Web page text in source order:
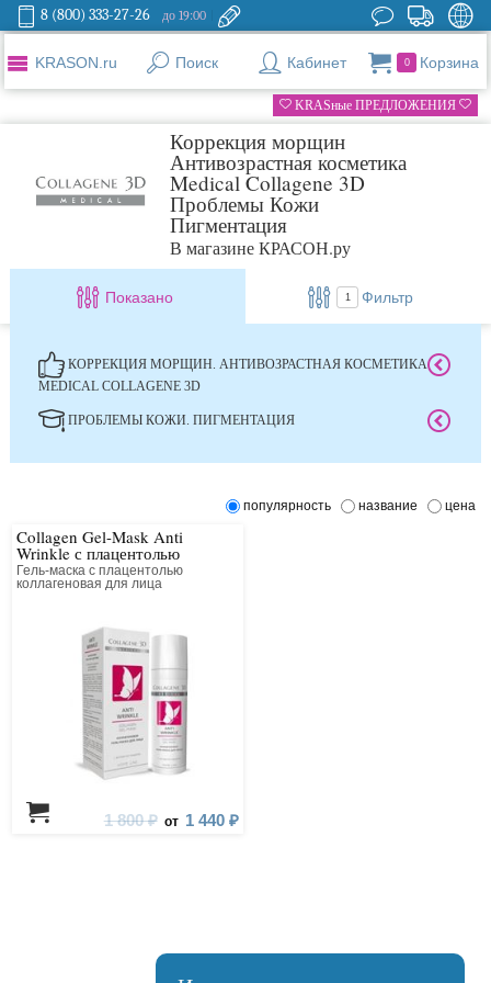
8 (800) 333-27-26 до 19:00
KRASON.ru Поиск Кабинет 0 Корзина
KRASные ПРЕДЛОЖЕНИЯ
Коррекция морщин
Антивозрастная косметика
Medical Collagene 3D
Проблемы Кожи
Пигментация
В магазине КРАСОН.ру
Показано 1 Фильтр
КОРРЕКЦИЯ МОРЩИН. АНТИВОЗРАСТНАЯ КОСМЕТИКА
MEDICAL COLLAGENE 3D
ПРОБЛЕМЫ КОЖИ. ПИГМЕНТАЦИЯ
популярность название цена
Collagen Gel-Mask Anti
Wrinkle с плацентолью
Гель-маска с плацентолью
коллагеновая для лица
1 800 ₽ от 1 440 ₽